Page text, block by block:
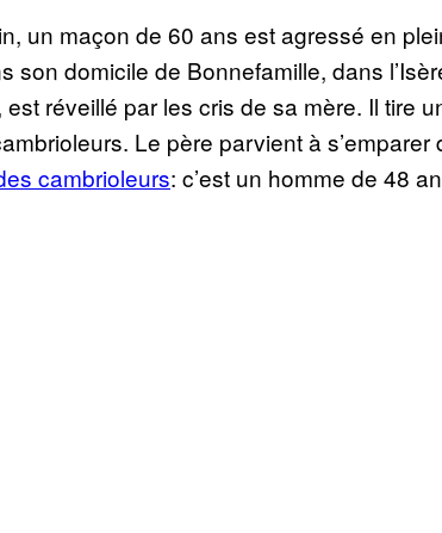
un maçon de 60 ans est agressé en
son domicile de Bonnefamille, dans
réveillé par les cris de sa mère. Il tire
Le père parvient à
cambrioleurs: c’est un homme de 48